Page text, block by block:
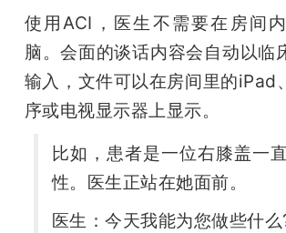
使用ACI，医生不需要在房间
脑。会面的谈话内容会自动以临
输入，文件可以在房间里的iPad
序或电视显示器上显示。
比如，患者是一位右膝盖一
性。医生正站在她面前。
医生：今天我能为您做些什么